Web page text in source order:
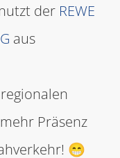
der REWE
aus
Präsenz
😁